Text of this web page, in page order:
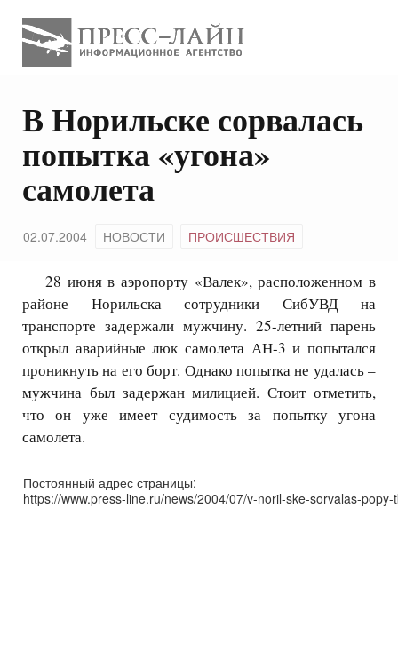
В Норильске сорвалась
попытка «угона»
самолета
02.07.2004 НОВОСТИ ПРОИСШЕСТВИЯ
28 июня в аэропорту «Валек», расположенном в
районе Норильска сотрудники СибУВД на
транспорте задержали мужчину. 25-летний парень
открыл аварийные люк самолета АН-3 и попытался
проникнуть на его борт. Однако попытка не удалась –
мужчина был задержан милицией. Стоит отметить,
что он уже имеет судимость за попытку угона
самолета.
Постоянный адрес страницы:
https://www.press-line.ru/news/2004/07/v-noril-ske-sorvalas-